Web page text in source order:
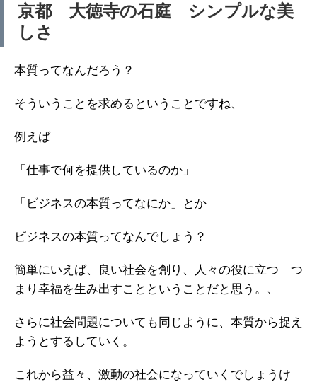
京都 大徳寺の石庭 シンプルな美
しさ
本質ってなんだろう？
そういうことを求めるということですね、
例えば
「仕事で何を提供しているのか」
「ビジネスの本質ってなにか」とか
ビジネスの本質ってなんでしょう？
簡単にいえば、良い社会を創り、人々の役に立つ つ
まり幸福を生み出すことということだと思う。、
さらに社会問題についても同じように、本質から捉え
ようとするしていく。
これから益々、激動の社会になっていくでしょうけ